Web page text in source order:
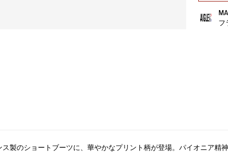
フ
製のショートブーツに、華やかなプリント柄が登場。パイオニア精